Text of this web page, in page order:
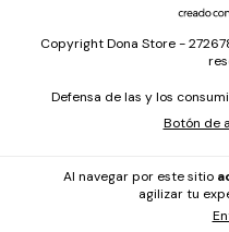
Al navegar por este sitio
agilizar tu
Copyright Dona Store -
Defensa de las y los
Botón de